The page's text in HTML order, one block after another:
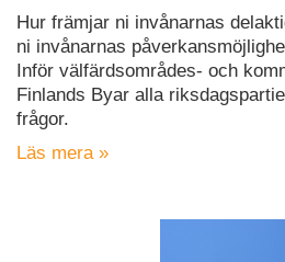
Hur främjar ni invånarnas
ni invånarnas
Inför välfärdsområdes- och
Finlands Byar alla
frågor.
Läs mera »